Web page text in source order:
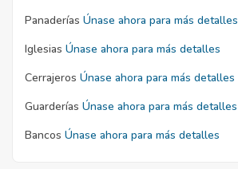
Panaderías Únase ahora para más detalles
Iglesias Únase ahora para más detalles
Cerrajeros Únase ahora para más detalles
Guarderías Únase ahora para más detalles
Bancos Únase ahora para más detalles